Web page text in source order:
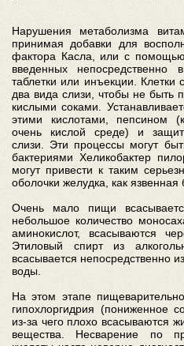
Нарушения метаболизма
принимая добавки для
фактора Касла, или с
введенных
таблетки или инъекции. Клетки
два вида слизи, чтобы не быть
кислыми соками.
этими кислотами, пепсином
очень кислой среде) и
слизи. Эти процессы могут
бактериями Хеликобактер
могут привести к таким
оболочки желудка, как язвенная
Очень мало пищи
небольшое количество
аминокислот, всасываются
Этиловый спирт из
всасывается непосредственно
воды.
На этом этапе
гипохлоргидрия (пониженное
из-за чего плохо всасываются
вещества. Несварение по